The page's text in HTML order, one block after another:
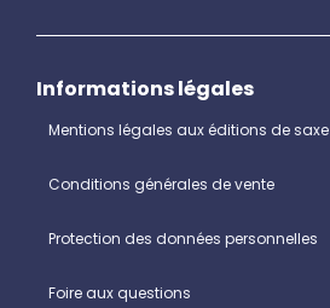
Informations légales
Mentions légales aux éditions de saxe
Conditions générales de vente
Protection des données personnelles
Foire aux questions